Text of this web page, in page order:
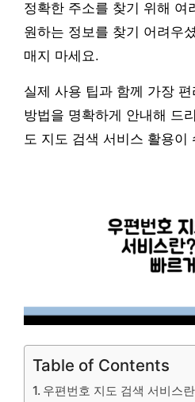
정확한 주소를 찾기 위해 여
원하는 정보를 찾기 어려우
매지 마세요.
실제 사용 팁과 함께 가장
방법을 명확하게 안내해 드
도 지도 검색 서비스 활용이
Table of Contents
우편번호 지도 검색 서비스